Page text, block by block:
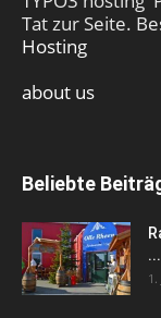
Tat zur Seite.
Hosting
about us
Beliebte
...